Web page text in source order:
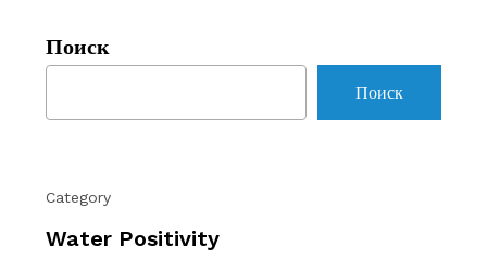
Поиск
Поиск
Category
Water Positivity